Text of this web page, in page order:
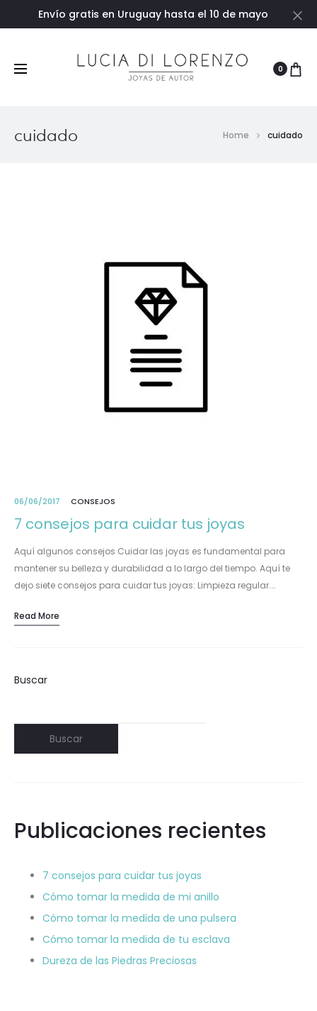
Envío gratis en Uruguay hasta el 10 de mayo
0
cuidado Home cuidado
06/06/2017 CONSEJOS
7 consejos para cuidar tus joyas
Aquí algunos consejos Cuidar las joyas es fundamental para
mantener su belleza y durabilidad a lo largo del tiempo. Aquí te
dejo siete consejos para cuidar tus joyas: Limpieza regular.…
Read More
Buscar
Buscar
Publicaciones recientes
7 consejos para cuidar tus joyas
Cómo tomar la medida de mi anillo
Cómo tomar la medida de una pulsera
Cómo tomar la medida de tu esclava
Dureza de las Piedras Preciosas